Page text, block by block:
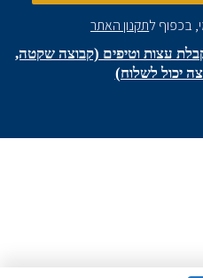
בכפוף לתקנון האתר
עצות וטיפים (קבוצה שקטה,
יכול לשלוח)